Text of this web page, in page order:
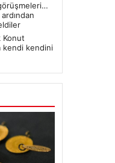
Konut
kendi kendini